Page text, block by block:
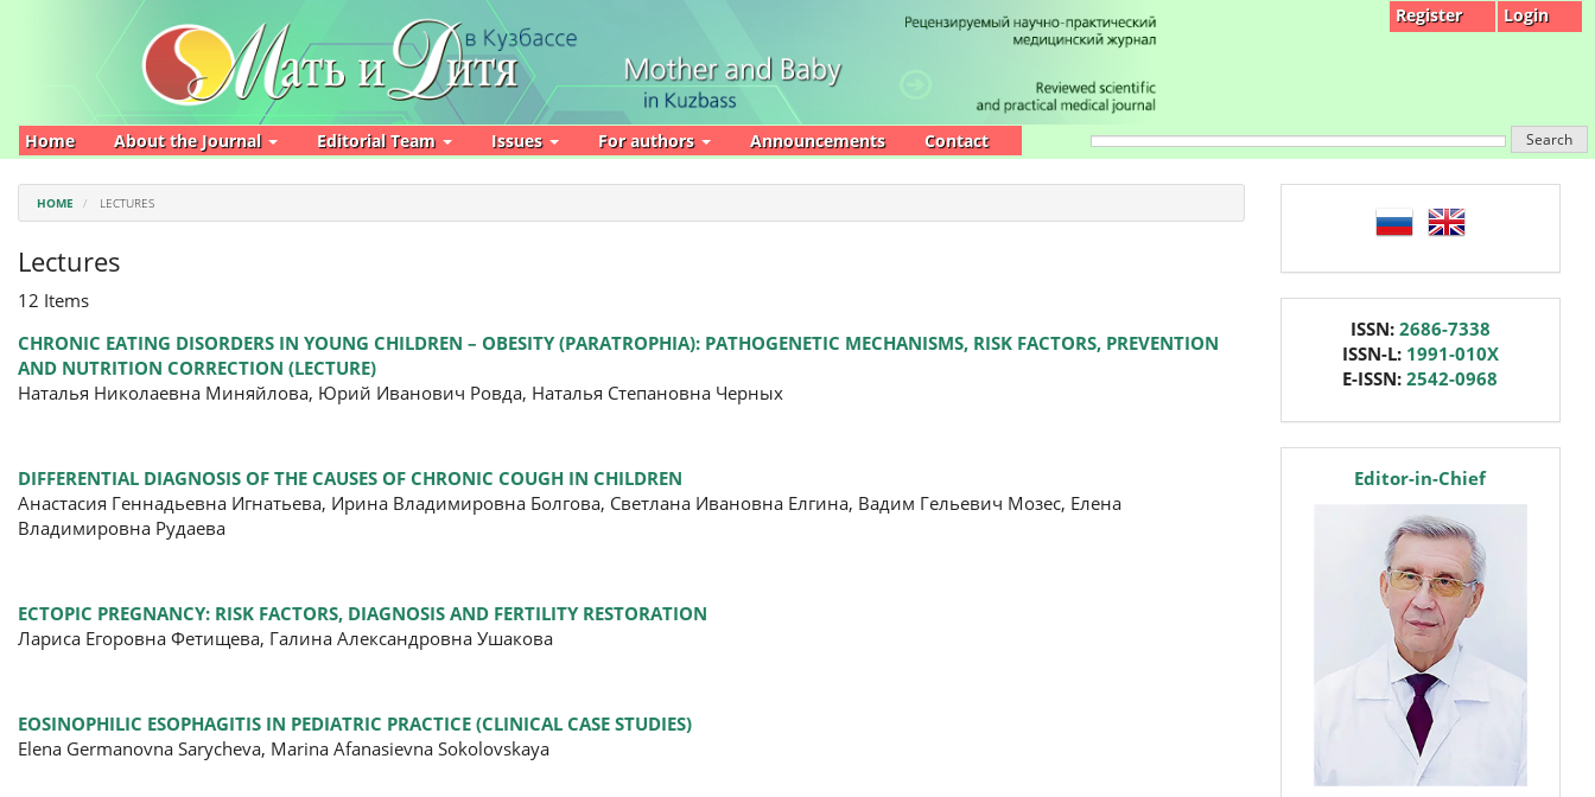
Navigation
Register Login
Home About the Journal Editorial Team Issues For authors Announcements Contact Search
HOME LECTURES
Lectures
12 Items
CHRONIC EATING DISORDERS IN YOUNG CHILDREN – OBESITY (PARATROPHIA): PATHOGENETIC MECHANISMS, RISK FACTORS, PREVENTION
AND NUTRITION CORRECTION (LECTURE)
Наталья Николаевна Миняйлова, Юрий Иванович Ровда, Наталья Степановна Черных
DIFFERENTIAL DIAGNOSIS OF THE CAUSES OF CHRONIC COUGH IN CHILDREN
Анастасия Геннадьевна Игнатьева, Ирина Владимировна Болгова, Светлана Ивановна Елгина, Вадим Гельевич Мозес, Елена
Владимировна Рудаева
ECTOPIC PREGNANCY: RISK FACTORS, DIAGNOSIS AND FERTILITY RESTORATION
Лариса Егоровна Фетищева, Галина Александровна Ушакова
EOSINOPHILIC ESOPHAGITIS IN PEDIATRIC PRACTICE (CLINICAL CASE STUDIES)
Elena Germanovna Sarycheva, Marina Afanasievna Sokolovskaya
language
ISSN: 2686-7338
ISSN-L: 1991-010X
E-ISSN:2542-0968
editorEditor-in-Chief